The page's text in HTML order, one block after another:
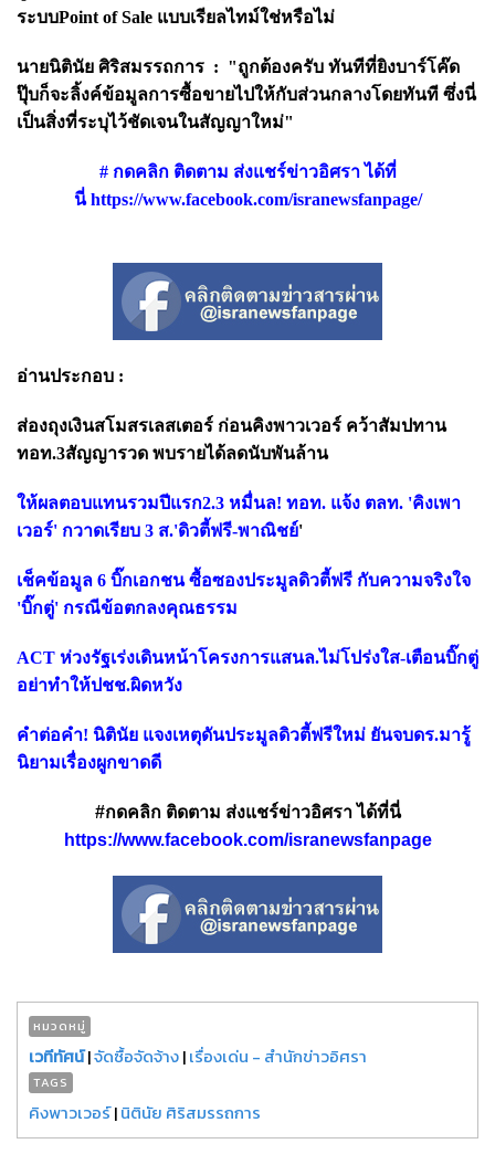
ระบบPoint of Sale แบบเรียลไทม์ใช่หรือไม่
นายนิตินัย ศิริสมรรถการ : "ถูกต้องครับ ทันทีที่ยิงบาร์โค๊ด
ปุ๊บก็จะลิ้งค์ข้อมูลการซื้อขายไปให้กับส่วนกลางโดยทันที ซึ่งนี่
เป็นสิ่งที่ระบุไว้ชัดเจนในสัญญาใหม่"
# กดคลิก ติดตาม ส่งแชร์ข่าวอิศรา ได้ที่
นี่https://www.facebook.com/isranewsfanpage/
อ่านประกอบ :
ส่องถุงเงินสโมสรเลสเตอร์ ก่อนคิงพาวเวอร์ คว้าสัมปทาน
ทอท.3สัญญารวด พบรายได้ลดนับพันล้าน
ให้ผลตอบแทนรวมปีแรก2.3 หมื่นล! ทอท. แจ้ง ตลท. 'คิงเพา
เวอร์' กวาดเรียบ 3 ส.'ดิวตี้ฟรี-พาณิชย์'
เช็คข้อมูล 6 บิ๊กเอกชน ซื้อซองประมูลดิวตี้ฟรี กับความจริงใจ
'บิ๊กตู่' กรณีข้อตกลงคุณธรรม
ACT ห่วงรัฐเร่งเดินหน้าโครงการแสนล.ไม่โปร่งใส-เตือนบิ๊กตู่
อย่าทำให้ปชช.ผิดหวัง
คำต่อคำ! นิตินัย แจงเหตุดันประมูลดิวตี้ฟรีใหม่ ยันจบดร.มารู้
นิยามเรื่องผูกขาดดี
#กดคลิก ติดตาม ส่งแชร์ข่าวอิศรา ได้ที่นี่
https://www.facebook.com/isranewsfanpage
หมวดหมู่
เวทีทัศน์|จัดซื้อจัดจ้าง|เรื่องเด่น - สำนักข่าวอิศรา
TAGS
คิงพาวเวอร์|นิตินัย ศิริสมรรถการ